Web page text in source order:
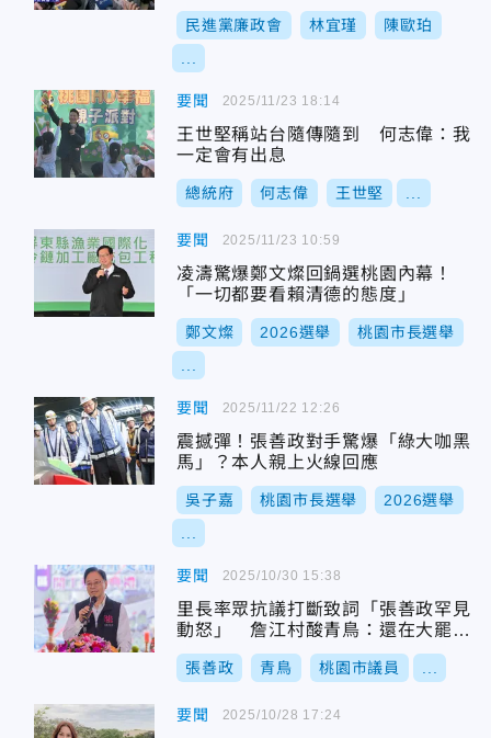
民進黨廉政會 林宜瑾 陳歐珀
要聞
王世堅稱站台隨傳隨到 何志偉：我
一定會有出息
總統府 何志偉 王世堅
2025/11/23 18:14
要聞
凌濤驚爆鄭文燦回鍋選桃園內幕！
「一切都要看賴清德的態度」
鄭文燦 2026選舉 桃園市長選舉
2025/11/23 10:59
要聞
震撼彈！張善政對手驚爆「綠大咖黑
馬」？本人親上火線回應
吳子嘉 桃園市長選舉 2026選舉
2025/11/22 12:26
要聞
里長率眾抗議打斷致詞「張善政罕見
動怒」 詹江村酸青鳥：還在大罷
免？
張善政 青鳥 桃園市議員
2025/10/30 15:38
要聞 2025/10/28 17:24